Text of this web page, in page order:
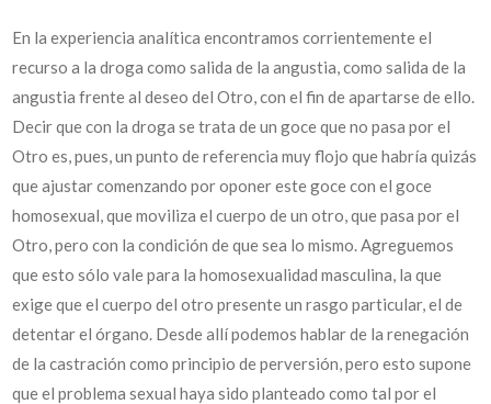
En la experiencia analítica encontramos corrientemente el
recurso a la droga como salida de la angustia, como salida de la
angustia frente al deseo del Otro, con el fin de apartarse de ello.
Decir que con la droga se trata de un goce que no pasa por el
Otro es, pues, un punto de referencia muy flojo que habría quizás
que ajustar comenzando por oponer este goce con el goce
homosexual, que moviliza el cuerpo de un otro, que pasa por el
Otro, pero con la condición de que sea lo mismo. Agreguemos
que esto sólo vale para la homosexualidad masculina, la que
exige que el cuerpo del otro presente un rasgo particular, el de
detentar el órgano. Desde allí podemos hablar de la renegación
de la castración como principio de perversión, pero esto supone
que el problema sexual haya sido planteado como tal por el